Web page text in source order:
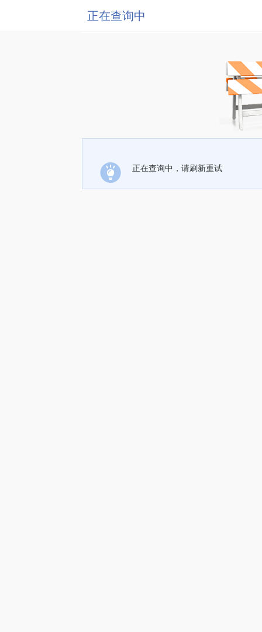
正在查询中
正在查询中，请刷新重试